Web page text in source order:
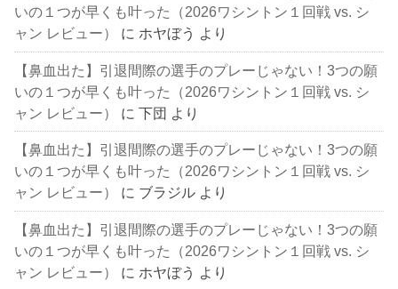
いの１つが早くも叶った（2026ワシントン１回戦 vs. シ
ャン レビュー）
に ホヤぼう より
【鼻血出た】引退間際の選手のプレーじゃない！3つの願
いの１つが早くも叶った（2026ワシントン１回戦 vs. シ
ャン レビュー）
に下団 より
【鼻血出た】引退間際の選手のプレーじゃない！3つの願
いの１つが早くも叶った（2026ワシントン１回戦 vs. シ
ャン レビュー）
に ブラジル より
【鼻血出た】引退間際の選手のプレーじゃない！3つの願
いの１つが早くも叶った（2026ワシントン１回戦 vs. シ
ャン レビュー）
に ホヤぼう より